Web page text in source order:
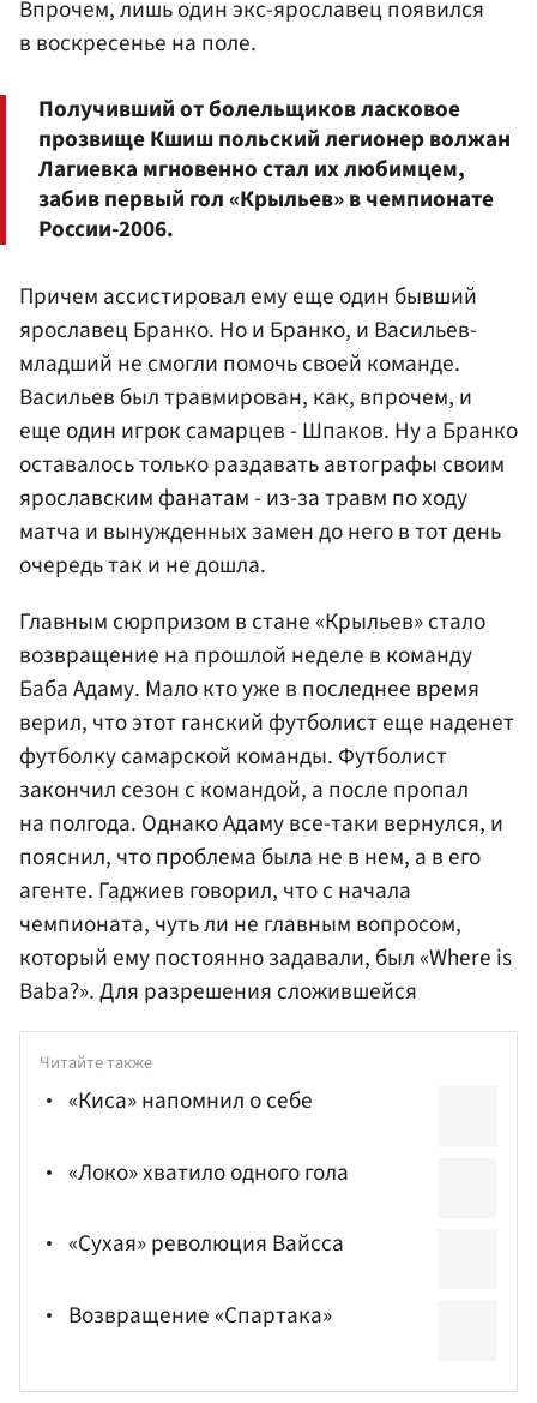
Впрочем, лишь один экс-ярославец появился
в воскресенье на поле.
Получивший от болельщиков ласковое
прозвище Кшиш польский легионер волжан
Лагиевка мгновенно стал их любимцем,
забив первый гол «Крыльев» в чемпионате
России-2006.
Причем ассистировал ему еще один бывший
ярославец Бранко. Но и Бранко, и Васильев-
младший не смогли помочь своей команде.
Васильев был травмирован, как, впрочем, и
еще один игрок самарцев - Шпаков. Ну а Бранко
оставалось только раздавать автографы своим
ярославским фанатам - из-за травм по ходу
матча и вынужденных замен до него в тот день
очередь так и не дошла.
Главным сюрпризом в стане «Крыльев» стало
возвращение на прошлой неделе в команду
Баба Адаму. Мало кто уже в последнее время
верил, что этот ганский футболист еще наденет
футболку самарской команды. Футболист
закончил сезон с командой, а после пропал
на полгода. Однако Адаму все-таки вернулся, и
пояснил, что проблема была не в нем, а в его
агенте. Гаджиев говорил, что с начала
чемпионата, чуть ли не главным вопросом,
который ему постоянно задавали, был «Where is
Baba?». Для разрешения сложившейся
Читайте также
«Киса» напомнил о себе
«Локо» хватило одного гола
«Сухая» революция Вайсса
Возвращение «Спартака»